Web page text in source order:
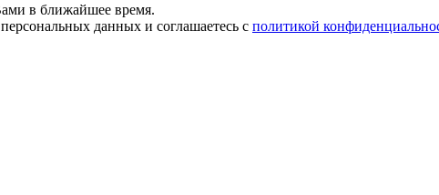
в ближайшее время.
данных и соглашаетесь с политикой